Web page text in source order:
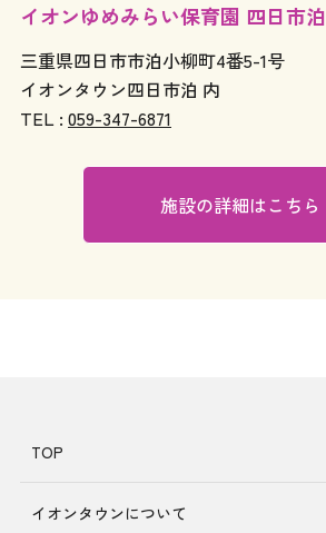
イオンゆめみらい保育園 四日市泊
三重県四日市市泊小柳町4番5-1号
イオンタウン四日市泊 内
TEL : 059-347-6871
施設の詳細はこちら
TOP
イオンタウンについて